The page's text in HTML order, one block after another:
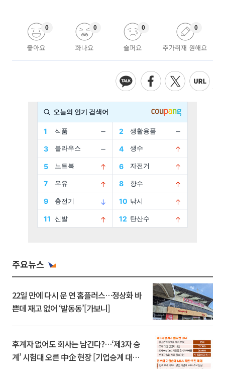
좋아요
0
화나요
0
슬퍼요
0
추가취재 원해요
0
주요뉴스
22일 만에 다시 문 연 홈플러스…정상화 바
쁜데 재고 없어 ‘발동동’[가보니]
후계자 없어도 회사는 남긴다?…‘제3자 승
계’ 시험대 오른 中企 현장 [기업승계 대전